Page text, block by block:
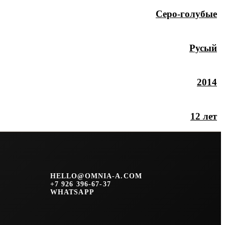
Серо-голубые
Русый
2014
12 лет
HELLO@OMNIA-A.COM
+7 926 396-67-37
WHATSAPP